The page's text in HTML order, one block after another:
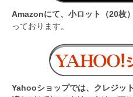
Amazonにて、小ロット（20枚
っております。
Yahooショップでは、クレジッ